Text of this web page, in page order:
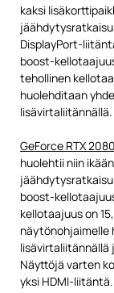
kaksi
DisplayPort-
boost-
tehollinen
huolehditaan
lisävirtaliitännällä.
GeForce RTX
huolehtii niin
boost-
kellotaajuus on
näytönohjaimelle
lisävirtaliitännällä
Näyttöjä varten
yksi HDMI-liitäntä.